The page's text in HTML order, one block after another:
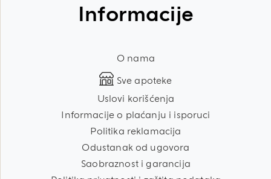
Informacije
O nama
Sve apoteke
Uslovi korišćenja
Informacije o plaćanju i isporuci
Politika reklamacija
Odustanak od ugovora
Saobraznost i garancija